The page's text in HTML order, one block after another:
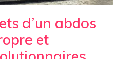
d’un abdos
et